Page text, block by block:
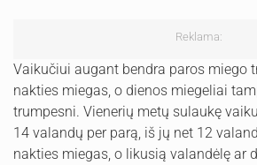
Reklama:
Vaikučiui augant bendra paros miego
nakties miegas, o dienos miegeliai
trumpesni. Vienerių metų sulaukę
14 valandų per parą, iš jų net 12
nakties miegas, o likusią valandėlę ar